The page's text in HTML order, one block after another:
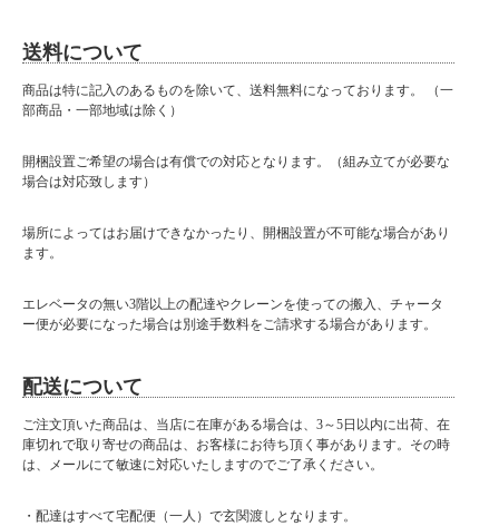
送料について
商品は特に記入のあるものを除いて、送料無料になっております。 （一
部商品・一部地域は除く）
開梱設置ご希望の場合は有償での対応となります。（組み立てが必要な
場合は対応致します）
場所によってはお届けできなかったり、開梱設置が不可能な場合があり
ます。
エレベータの無い3階以上の配達やクレーンを使っての搬入、チャータ
ー便が必要になった場合は別途手数料をご請求する場合があります。
配送について
ご注文頂いた商品は、当店に在庫がある場合は、3～5日以内に出荷、在
庫切れで取り寄せの商品は、お客様にお待ち頂く事があります。その時
は、メールにて敏速に対応いたしますのでご了承ください。
・配達はすべて宅配便（一人）で玄関渡しとなります。